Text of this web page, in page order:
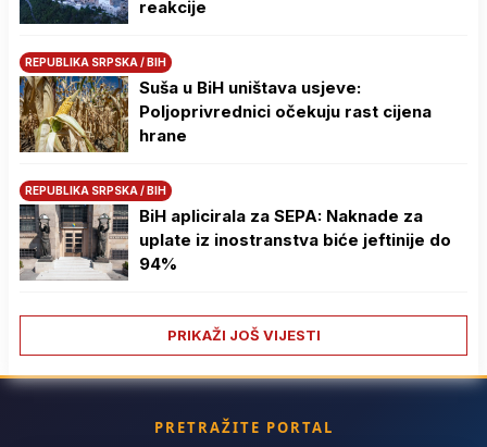
reakcije
REPUBLIKA SRPSKA / BIH
Suša u BiH uništava usjeve:
Poljoprivrednici očekuju rast cijena
hrane
REPUBLIKA SRPSKA / BIH
BiH aplicirala za SEPA: Naknade za
uplate iz inostranstva biće jeftinije do
94%
PRIKAŽI JOŠ VIJESTI
PRETRAŽITE PORTAL